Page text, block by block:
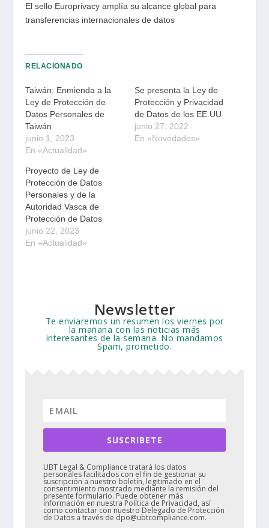
El sello Europrivacy amplía su alcance global para
transferencias internacionales de datos
RELACIONADO
Taiwán: Enmienda a la
Ley de Protección de
Datos Personales de
Taiwán
junio 1, 2023
En «Actualidad»
Se presenta la Ley de
Protección y Privacidad
de Datos de los EE.UU
junio 27, 2022
En «Novedades»
Proyecto de Ley de
Protección de Datos
Personales y de la
Autoridad Vasca de
Protección de Datos
junio 22, 2023
En «Actualidad»
Newsletter
Te enviaremos un resumen los viernes por
la mañana con las noticias más
interesantes de la semana. No mandamos
Spam, prometido.
SUSCRIBETE
UBT Legal & Compliance tratará los datos
personales facilitados con el fin de gestionar su
suscripción a nuestro boletín, legitimado en el
consentimiento mostrado mediante la remisión del
presente formulario. Puede obtener más
información en nuestra Política de Privacidad, así
como contactar con nuestro Delegado de Protección
de Datos a través de dpo@ubtcompliance.com.